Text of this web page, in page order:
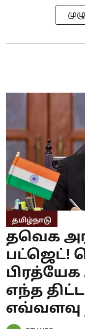
தமிழ்நாடு
தவெக
பட்ஜெட்!
பிரத்யேக
எந்த
எவ்வளவு